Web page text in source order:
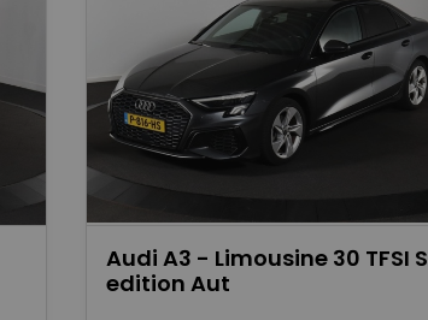
Audi A3 - Limousine 30 TFSI S
edition Aut